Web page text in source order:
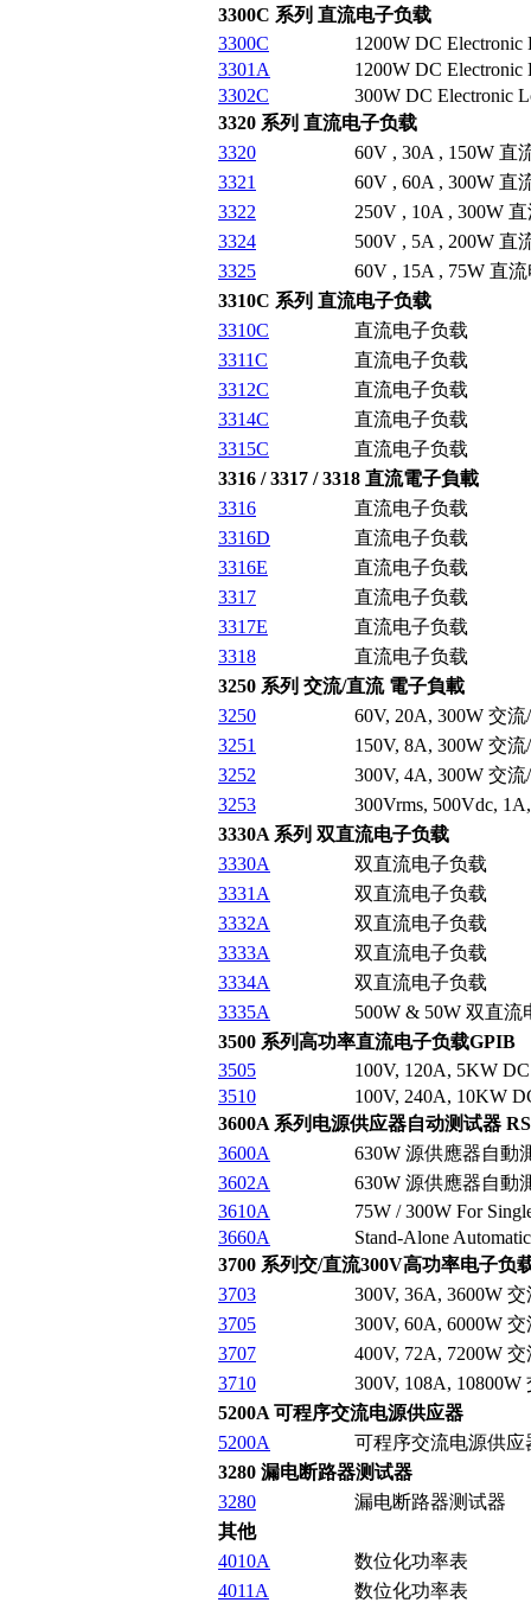
3300C 系列 直流电子负载
3300C
1200W DC Electronic
3301A
1200W DC Electronic
3302C
300W DC Electronic
3320 系列 直流电子负载
3320
60V , 30A , 150W 直
3321
60V , 60A , 300W 直
3322
250V , 10A , 300W
3324
500V , 5A , 200W 直
3325
60V , 15A , 75W 直
3310C 系列 直流电子负载
3310C
直流电子负载
3311C
直流电子负载
3312C
直流电子负载
3314C
直流电子负载
3315C
直流电子负载
3316 / 3317 / 3318 直流電子負載
3316
直流电子负载
3316D
直流电子负载
3316E
直流电子负载
3317
直流电子负载
3317E
直流电子负载
3318
直流电子负载
3250 系列 交流/直流 電子負載
3250
60V, 20A, 300W 交
3251
150V, 8A, 300W 交
3252
300V, 4A, 300W 交
3253
300Vrms, 500Vdc,
3330A 系列 双直流电子负载
3330A
双直流电子负载
3331A
双直流电子负载
3332A
双直流电子负载
3333A
双直流电子负载
3334A
双直流电子负载
3335A
500W & 50W 双直流
3500 系列高功率直流电子负载GPIB
3505
100V, 120A, 5KW
3510
100V, 240A, 10KW
3600A 系列电源供应器自动测试器
3600A
630W 源供應器自動
3602A
630W 源供應器自動
3610A
75W / 300W For
3660A
Stand-Alone
3700 系列交/直流300V高功率电子负
3703
300V, 36A, 3600W
3705
300V, 60A, 6000W
3707
400V, 72A, 7200W
3710
300V, 108A,
5200A 可程序交流电源供应器
5200A
可程序交流电源供应
3280 漏电断路器测试器
3280
漏电断路器测试器
其他
4010A
数位化功率表
4011A
数位化功率表